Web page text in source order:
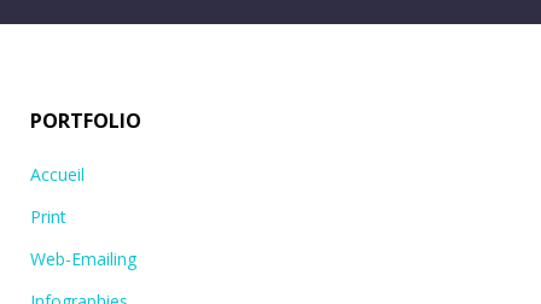
PORTFOLIO
Accueil
Print
Web-Emailing